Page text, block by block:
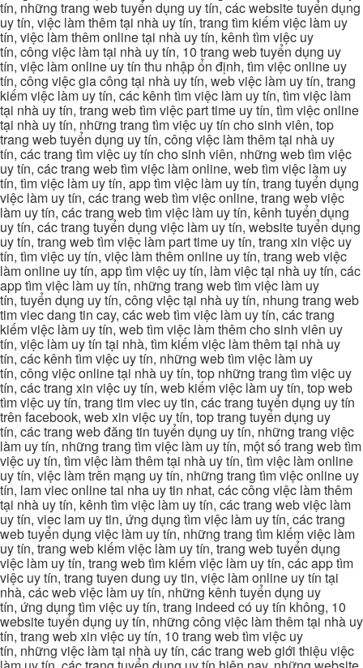
tín, những trang web tuyển dụng uy tín, các website tuyển dụng
uy tín, việc làm thêm tại nhà uy tín, trang tìm kiếm việc làm uy
tín, việc làm thêm online tại nhà uy tín, kênh tìm việc uy
tín, công việc làm tại nhà uy tín, 10 trang web tuyển dụng uy
tín, việc làm online uy tín thu nhập ổn định, tìm việc online uy
tín, công việc gia công tại nhà uy tín, web việc làm uy tín, trang
kiếm việc làm uy tín, các kênh tìm việc làm uy tín, tìm việc làm
tại nhà uy tín, trang web tìm việc part time uy tín, tìm việc online
tại nhà uy tín, những trang tìm việc uy tín cho sinh viên, top
trang web tuyển dụng uy tín, công việc làm thêm tại nhà uy
tín, các trang tìm việc uy tín cho sinh viên, những web tìm việc
uy tín, các trang web tìm việc làm online, web tìm việc làm uy
tín, tìm việc làm uy tín, app tìm việc làm uy tín, trang tuyển dụng
việc làm uy tín, các trang web tìm việc online, trang web việc
làm uy tín, các trang web tìm việc làm uy tín, kênh tuyển dụng
uy tín, các trang tuyển dụng việc làm uy tín, website tuyển dụng
uy tín, trang web tìm việc làm part time uy tín, trang xin việc uy
tín, tìm việc uy tín, việc làm thêm online uy tín, trang web việc
làm online uy tín, app tìm việc uy tín, làm việc tại nhà uy tín, các
app tìm việc làm uy tín, những trang web tìm việc làm uy
tín, tuyển dụng uy tín, công việc tại nhà uy tín, nhung trang web
tim viec dang tin cay, các web tìm việc làm uy tín, các trang
kiếm việc làm uy tín, web tìm việc làm thêm cho sinh viên uy
tín, việc làm uy tín tại nhà, tìm kiếm việc làm thêm tại nhà uy
tín, các kênh tìm việc uy tín, những web tìm việc làm uy
tín, công việc online tại nhà uy tín, top những trang tìm việc uy
tín, các trang xin việc uy tín, web kiếm việc làm uy tín, top web
tìm việc uy tín, trang tim viec uy tin, các trang tuyển dụng uy tín
trên facebook, web xin việc uy tín, top trang tuyển dụng uy
tín, các trang web đăng tin tuyển dụng uy tín, những trang việc
làm uy tín, những trang tìm việc làm uy tín, một số trang web tìm
việc uy tín, tìm việc làm thêm tại nhà uy tín, tìm việc làm online
uy tín, việc làm trên mạng uy tín, những trang tìm việc online uy
tín, lam viec online tai nha uy tin nhat, các công việc làm thêm
tại nhà uy tín, kênh tìm việc làm uy tín, các trang web việc làm
uy tín, viec lam uy tin, ứng dụng tìm việc làm uy tín, các trang
web tuyển dụng việc làm uy tín, những trang tìm kiếm việc làm
uy tín, trang web kiếm việc làm uy tín, trang web tuyển dụng
việc làm uy tín, trang web tìm kiếm việc làm uy tín, các app tìm
việc uy tín, trang tuyen dung uy tin, việc làm online uy tín tại
nhà, các web việc làm uy tín, những kênh tuyển dụng uy
tín, ứng dụng tìm việc uy tín, trang indeed có uy tín không, 10
website tuyển dụng uy tín, những công việc làm thêm tại nhà uy
tín, trang web xin việc uy tín, 10 trang web tìm việc uy
tín, những việc làm tại nhà uy tín, các trang web giới thiệu việc